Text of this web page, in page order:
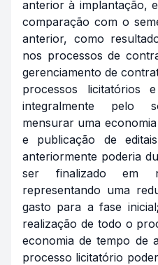
anterior à implantação,
comparação com o
anterior, como
nos processos de
gerenciamento de
processos licitatórios
integralmente pelo
mensurar uma
e publicação de
anteriormente poderia
ser finalizado em
representando uma
gasto para a fase
realização de todo o
economia de tempo de
processo licitatório